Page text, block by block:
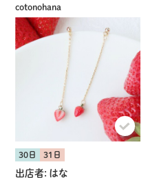
cotonohana
30日 31日
出店者: はな